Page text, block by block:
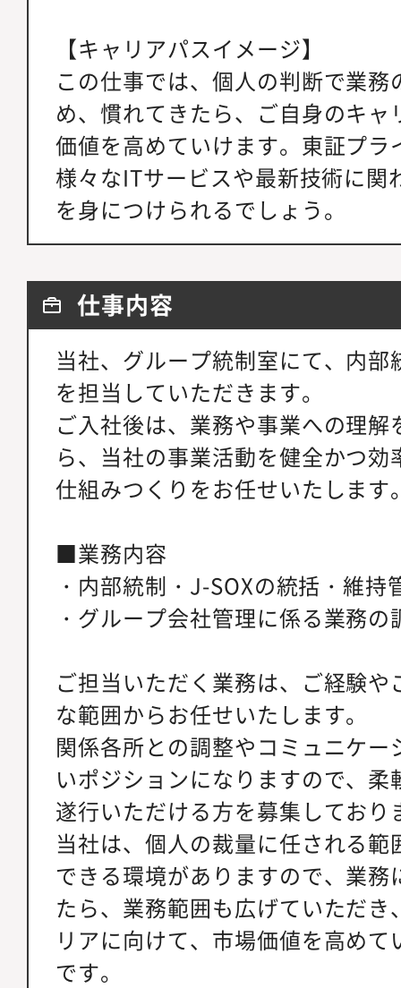
【キャリアパスイメージ】
この仕事では、個人の判断で業
め、慣れてきたら、ご自身のキ
価値を高めていけます。東証プ
様々なITサービスや最新技術に関
を身につけられるでしょう。
仕事内容
当社、グループ統制室にて、内
を担当していただきます。
ご入社後は、業務や事業への理
ら、当社の事業活動を健全かつ
仕組みつくりをお任せいたします
■業務内容
・内部統制・J-SOXの統括・維持
・グループ会社管理に係る業務の
ご担当いただく業務は、ご経験
な範囲からお任せいたします。
関係各所との調整やコミュニケ
いポジションになりますので、
遂行いただける方を募集しており
当社は、個人の裁量に任される
できる環境がありますので、業
たら、業務範囲も広げていただ
リアに向けて、市場価値を高め
です。